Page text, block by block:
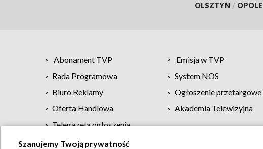
OLSZTYN / OPOLE
Abonament TVP Emisja w TVP
Rada Programowa
System NOS
Biuro Reklamy
Ogłoszenie przetargowe
Oferta Handlowa
Akademia Telewizyjna
Telegazeta ogłoszenia
Szanujemy Twoją prywatność